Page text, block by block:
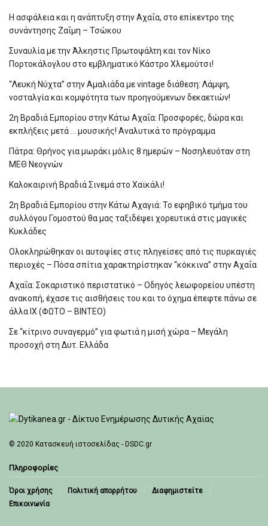
Η ασφάλεια και η ανάπτυξη στην Αχαΐα, στο επίκεντρο της
συνάντησης Ζαΐμη – Τσώκου
Συναυλία με την Άλκηστις Πρωτοψάλτη και τον Νίκο
Πορτοκάλογλου στο εμβληματικό Κάστρο Χλεμούτσι!
“Λευκή Νύχτα” στην Αμαλιάδα με vintage διάθεση: Λάμψη,
νοσταλγία και κομψότητα των προηγούμενων δεκαετιών!
2η Βραδιά Εμπορίου στην Κάτω Αχαΐα: Προσφορές, δώρα και
εκπλήξεις μετά … μουσικής! Αναλυτικά το πρόγραμμα
Πάτρα: Θρήνος για μωράκι μόλις 8 ημερών – Νοσηλευόταν στη
ΜΕΘ Νεογνών
Καλοκαιρινή Βραδιά Σινεμά στο Χαϊκάλι!
2η Βραδιά Εμπορίου στην Κάτω Αχαγιά: Το εφηβικό τμήμα του
συλλόγου Γομοστού θα μας ταξιδέψει χορευτικά στις μαγικές
Κυκλάδες
Ολοκληρώθηκαν οι αυτοψίες στις πληγείσες από τις πυρκαγιές
περιοχές – Πόσα σπίτια χαρακτηρίστηκαν “κόκκινα” στην Αχαΐα
Αχαΐα: Σοκαριστικό περιστατικό – Οδηγός λεωφορείου υπέστη
ανακοπή, έχασε τις αισθήσεις του και το όχημα έπεφτε πάνω σε
άλλα ΙΧ (ΦΩΤΟ – ΒΙΝΤΕΟ)
Σε “κίτρινο συναγερμό” για φωτιά η μισή χώρα – Μεγάλη
προσοχή στη Δυτ. Ελλάδα
© 2020 Κατασκευή ιστοσελίδας - DSDC.gr
Πληροφορίες
Όροι χρήσης Πολιτική απορρήτου
Διαφημιστείτε
Επικοινωνία